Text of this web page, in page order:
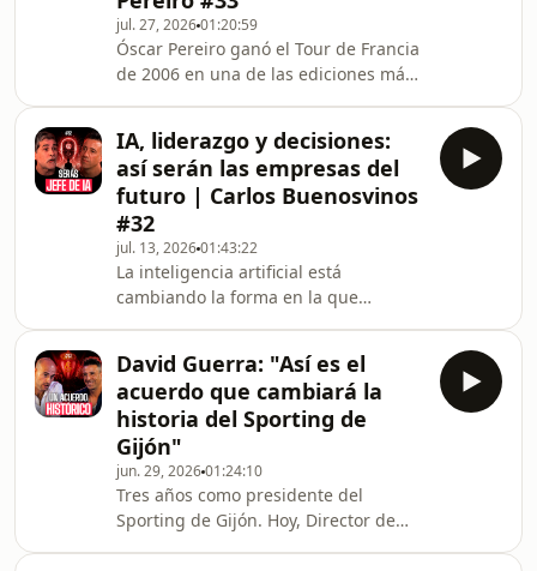
jul. 27, 202601:20:59
Óscar Pereiro ganó el Tour de Francia
de 2006 en una de las ediciones más
más.En este episodio de En Modo
Avión, Óscar Pereiro repasa su
camino desde sus primeras carreras
hasta competir contra los mejores
ciclistas del mundo. Habla de Lance
Armstrong, Jan Ullrich, Miguel
Induráin, Alberto Contador y Tadej
Pogačar, y cuenta desde
IA, liderazgo y decisiones:
así serán las empresas del
futuro | Carlos Buenosvinos
#32
jul. 13, 202601:43:22
La inteligencia artificial está
cambiando la forma en la que
verdad la IA va a quitarte el trabajo o
lo hará alguien que sepa usarla mejor
que tú?Carlos Buenosvinos lleva más
de dos décadas liderando proyectos
tecnológicos. Hoy asesora a
empresas, invierte en innovación y
ayuda a organizaciones a entender
cómo la inteligencia artificia
David Guerra: "Así es el
acuerdo que cambiará la
historia del Sporting de
Gijón"
jun. 29, 202601:24:10
Tres años como presidente del
Sporting de Gijón. Hoy, Director de